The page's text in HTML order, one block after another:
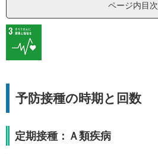
ページ内目次
予防接種の時期と回数
定期接種：Ａ類疾病